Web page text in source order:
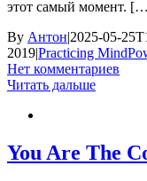
этот самый момент.
By Антон|2025-05-
2019|Practicing
Нет комментариев
Читать дальше
You Are The